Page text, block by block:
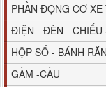
PHẦN ĐỘNG CƠ XE
ĐIỆN - ĐÈN - CHIẾU
HỘP SỐ - BÁNH
GẦM -CẦU